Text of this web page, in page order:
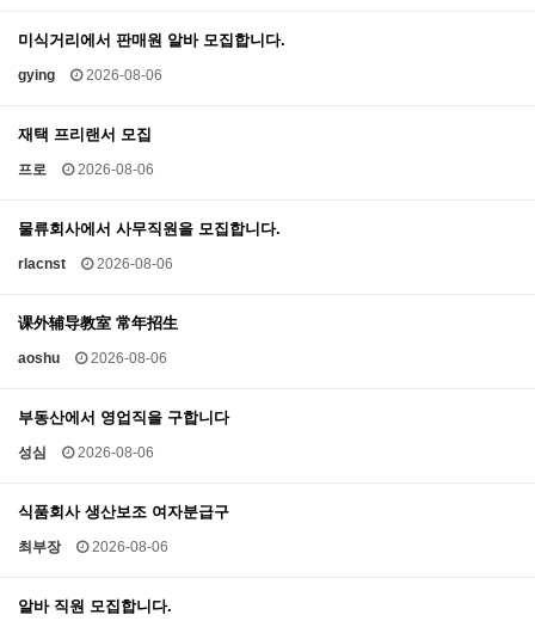
미식거리에서 판매원 알바 모집합니다.
gying 2026-08-06
재택 프리랜서 모집
프로 2026-08-06
물류회사에서 사무직원을 모집합니다.
rlacnst 2026-08-06
课外辅导教室 常年招生
aoshu 2026-08-06
부동산에서 영업직을 구합니다
성심 2026-08-06
식품회사 생산보조 여자분급구
최부장 2026-08-06
알바 직원 모집합니다.